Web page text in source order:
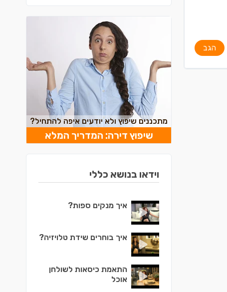
הגב
מתכננים שיפוץ ולא יודעים איפה להתחיל?
שיפוץ דירה: המדריך המלא
וידאו בנושא כללי
איך מנקים ספות?
איך בוחרים שידת טלויזיה?
התאמת כיסאות לשולחן
אוכל